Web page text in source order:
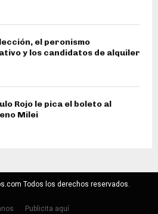
el peronismo
y los candidatos de alquiler
Rojo le pica el boleto al
Milei
Todos los derechos reservados.
Publicita aquí